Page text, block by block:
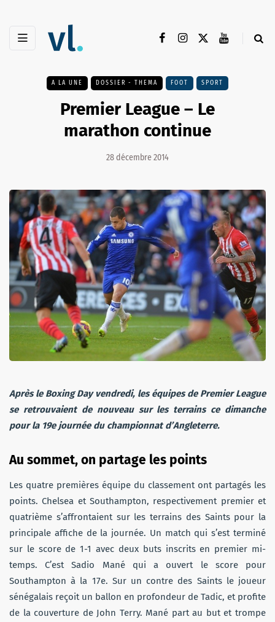
A LA UNE DOSSIER - THEMA FOOT SPORT
Premier League – Le
marathon continue
28 décembre 2014
Après le Boxing Day vendredi, les équipes de Premier League
se retrouvaient de nouveau sur les terrains ce dimanche
pour la 19e journée du championnat d’Angleterre.
Au sommet, on partage les points
Les quatre premières équipe du classement ont partagés les
points. Chelsea et Southampton, respectivement premier et
quatrième s’affrontaient sur les terrains des Saints pour la
principale affiche de la journée. Un match qui s’est terminé
sur le score de 1-1 avec deux buts inscrits en premier mi-
temps. C’est Sadio Mané qui a ouvert le score pour
Southampton à la 17e. Sur un contre des Saints le joueur
sénégalais reçoit un ballon en profondeur de Tadic, et profite
de la couverture de John Terry. Mané part au but et trompe